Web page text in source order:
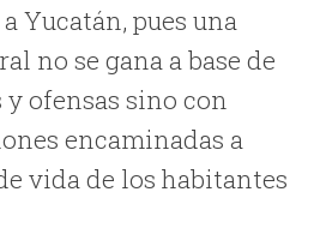
Yucatán, pues una
no se gana a base de
ofensas sino con
encaminadas a
vida de los habitantes